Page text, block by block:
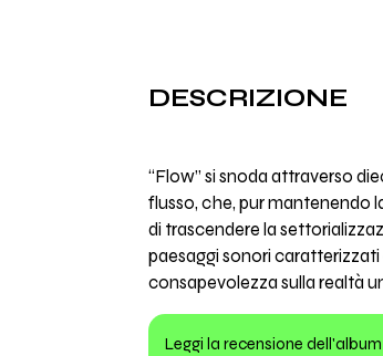
DESCRIZIONE
“Flow” si snoda attraverso
flusso, che, pur mantenendo
di trascendere la
paesaggi sonori caratterizzati
consapevolezza sulla realtà
Leggi la recensione